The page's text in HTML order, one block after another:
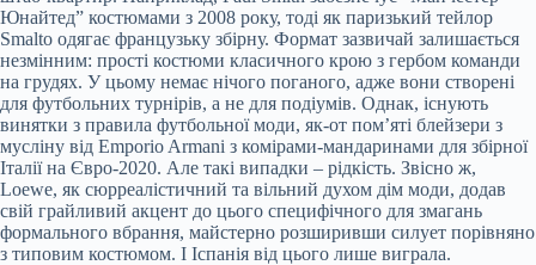
Юнайтед” костюмами з 2008 року, тоді як паризький тейлор
Smalto одягає французьку збірну. Формат зазвичай залишається
незмінним: прості костюми класичного крою з гербом команди
на грудях. У цьому немає нічого поганого, адже вони створені
для футбольних турнірів, а не для подіумів. Однак, існують
винятки з правила футбольної моди, як-от пом’яті блейзери з
мусліну від Emporio Armani з комірами-мандаринами для збірної
Італії на Євро-2020. Але такі випадки – рідкість. Звісно ж,
Loewe, як сюрреалістичний та вільний духом дім моди, додав
свій грайливий акцент до цього специфічного для змагань
формального вбрання, майстерно розширивши силует порівняно
з типовим костюмом. І Іспанія від цього лише виграла.